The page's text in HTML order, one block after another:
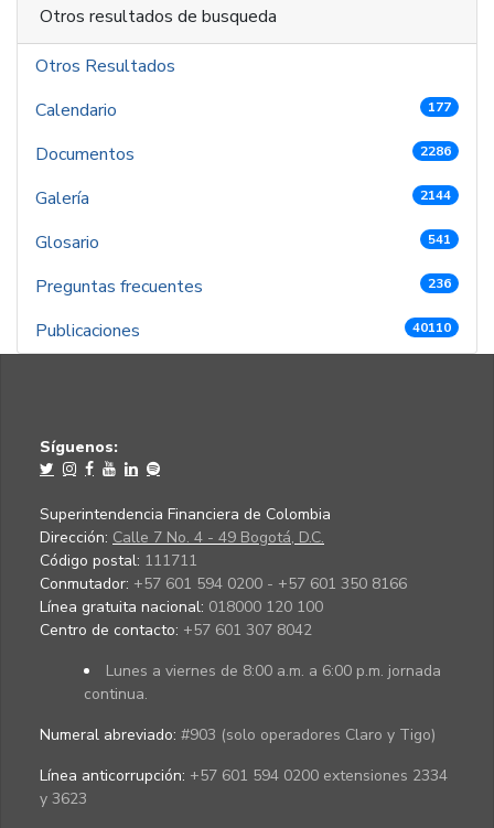
Otros resultados de busqueda
Otros Resultados
Calendario
177
Documentos 2286
Galería 2144
Glosario 541
Preguntas frecuentes 236
Publicaciones 40110
Síguenos:
Superintendencia Financiera de Colombia
Dirección: Calle 7 No. 4 - 49 Bogotá, D.C.
Código postal: 111711
Conmutador: +57 601 594 0200 - +57 601 350 8166
Línea gratuita nacional: 018000 120 100
Centro de contacto: +57 601 307 8042
Lunes a viernes de 8:00 a.m. a 6:00 p.m. jornada
continua.
Numeral abreviado: #903 (solo operadores Claro y Tigo)
Línea anticorrupción: +57 601 594 0200 extensiones 2334
y 3623